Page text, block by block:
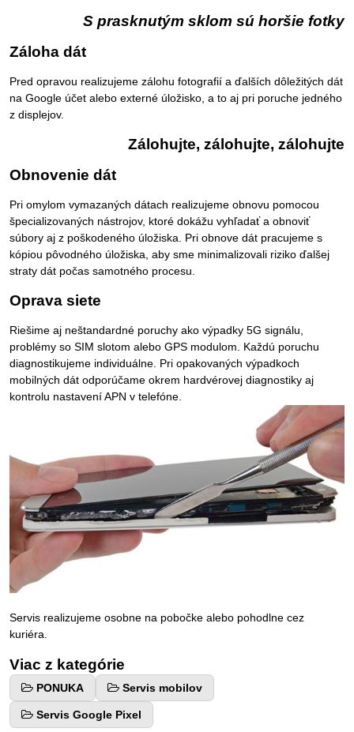
S prasknutým sklom sú horšie fotky
Záloha dát
Pred opravou realizujeme zálohu fotografií a ďalších dôležitých dát
na Google účet alebo externé úložisko, a to aj pri poruche jedného
z displejov.
Zálohujte, zálohujte, zálohujte
Obnovenie dát
Pri omylom vymazaných dátach realizujeme obnovu pomocou
špecializovaných nástrojov, ktoré dokážu vyhľadať a obnoviť
súbory aj z poškodeného úložiska. Pri obnove dát pracujeme s
kópiou pôvodného úložiska, aby sme minimalizovali riziko ďalšej
straty dát počas samotného procesu.
Oprava siete
Riešime aj neštandardné poruchy ako výpadky 5G signálu,
problémy so SIM slotom alebo GPS modulom. Každú poruchu
diagnostikujeme individuálne. Pri opakovaných výpadkoch
mobilných dát odporúčame okrem hardvérovej diagnostiky aj
kontrolu nastavení APN v telefóne.
Servis realizujeme osobne na pobočke alebo pohodlne cez
kuriéra.
Viac z kategórie
PONUKA Servis mobilov
Servis Google Pixel